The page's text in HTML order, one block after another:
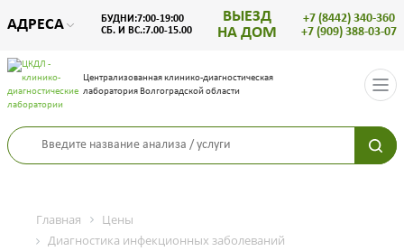
АДРЕСА
БУДНИ:7:00-19:00
СБ. И ВС.:7.00-15.00
ВЫЕЗД
НА ДОМ
+7 (8442) 340-360
+7 (909) 388-03-07
Централизованная клинико-диагностическая
лаборатория Волгоградской области
Главная
Цены
Диагностика инфекционных заболеваний